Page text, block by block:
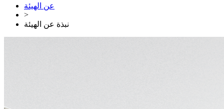
عن الهيئة
>
نبذة عن الهيئة